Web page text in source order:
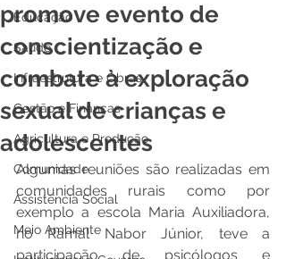
Educação
Saúde
Infraestrutura e Obras
Gestão e Finanças
Agricultura e Produção
Comunidade
Assistência Social
Meio Ambiente
promove evento de
conscientização e
combate à exploração
sexual de crianças e
adolescentes
Algumas reuniões são realizadas em
comunidades rurais como por
exemplo a escola Maria Auxiliadora,
no Ramal Nabor Júnior, teve a
participação de psicólogos e